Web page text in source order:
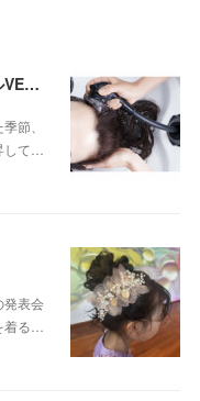
【新メニュー】ウルトラファインバブルVEENA始めました！
節、
て…
発表会
る…